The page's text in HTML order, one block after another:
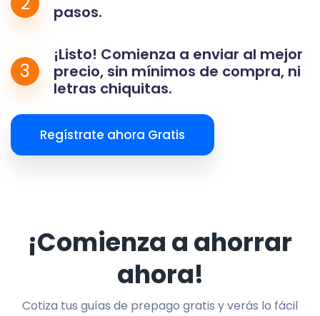
pasos.
3
¡Listo! Comienza a enviar al mejor
precio, sin mínimos de compra, ni
letras chiquitas.
Regístrate ahora Gratis
¡Comienza a ahorrar
ahora!
Cotiza tus guías de prepago gratis y verás lo fácil